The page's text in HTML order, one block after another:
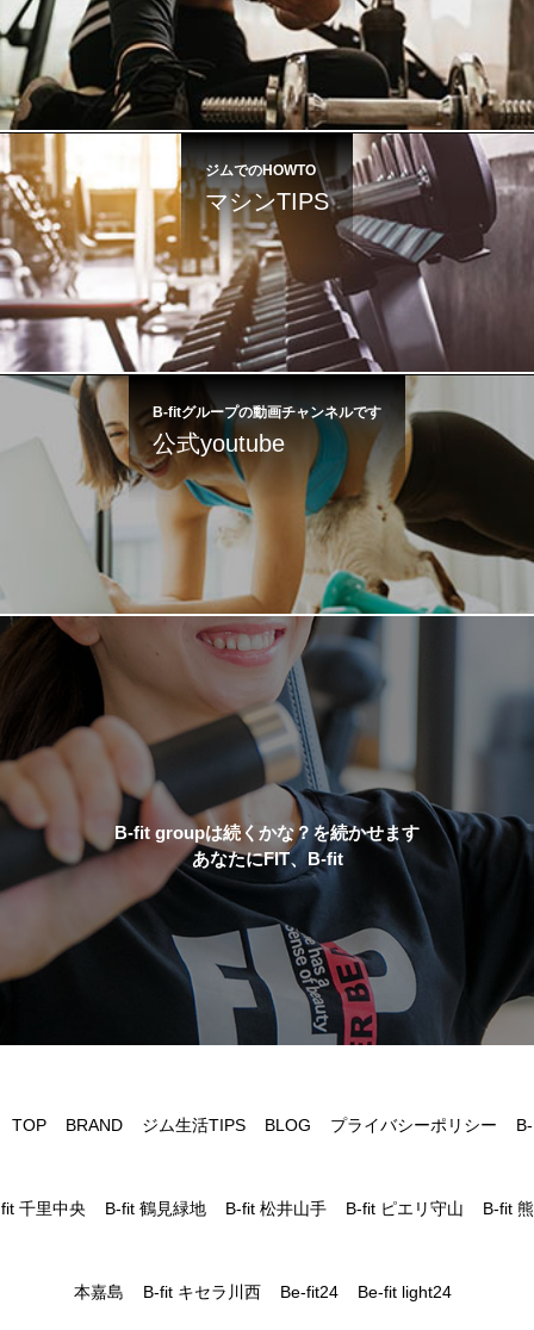
ジムでのHOWTO
マシンTIPS
B-fitグループの動画チャンネルです
公式youtube
B-fit groupは続くかな？を続かせます
あなたにFIT、B-fit
TOP BRAND ジム生活TIPS BLOG プライバシーポリシー B-
fit 千里中央 B-fit 鶴見緑地 B-fit 松井山手 B-fit ピエリ守山 B-fit 熊
本嘉島 B-fit キセラ川西 Be-fit24 Be-fit light24